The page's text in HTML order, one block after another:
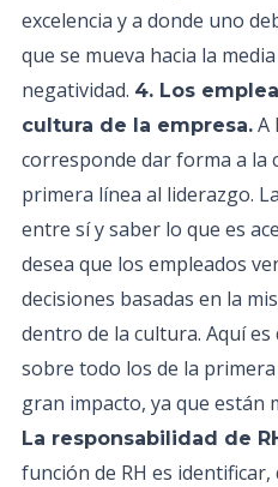
excelencia y a donde uno
que se mueva hacia la
negatividad. 4. Los
cultura de la empresa. A
corresponde dar forma a la
primera línea al liderazgo.
entre sí y saber lo que es
desea que los empleados
decisiones basadas en la
dentro de la cultura. Aquí
sobre todo los de la
gran impacto, ya que están
La responsabilidad de
función de RH es